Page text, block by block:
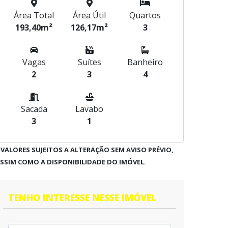
Área Total
193,40m²
Área Útil
126,17m²
Quartos
3
Vagas
2
Suítes
3
Banheiro
4
Sacada
3
Lavabo
1
SUJEITOS A ALTERAÇÃO SEM AVISO PRÉVIO,
COMO A DISPONIBILIDADE DO IMÓVEL.
TENHO INTERESSE NESSE IMÓVEL